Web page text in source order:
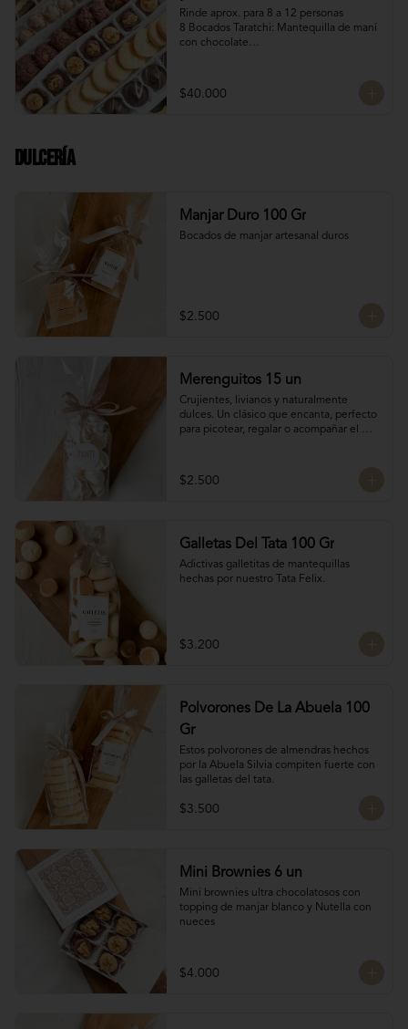
Rinde aprox. para 8 a 12 personas
8 Bocados Taratchi: Mantequilla de maní
con chocolate
¡Nuevo! 12 Mini Galletones de Chocolate
¡Nuevo! 8 Mini Brownies: Con topping de
$40.000
Dulcería
Manjar Duro 100 Gr
Bocados de manjar artesanal duros
$2.500
Merenguitos 15 un
Crujientes, livianos y naturalmente
dulces. Un clásico que encanta, perfecto
para picotear, regalar o acompañar el
azúcar.
15 unidades / 30 gr total
$2.500
Galletas Del Tata 100 Gr
Adictivas galletitas de mantequillas
hechas por nuestro Tata Felix.
$3.200
Polvorones De La Abuela 100
Gr
Estos polvorones de almendras hechos
por la Abuela Silvia compiten fuerte con
las galletas del tata.
$3.500
Mini Brownies 6 un
Mini brownies ultra chocolatosos con
topping de manjar blanco y Nutella con
nueces
$4.000